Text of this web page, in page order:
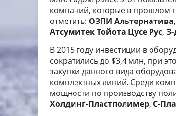
компаний, которые в прошлом
отметить: ОЗПИ Альтернатива,
Атсумитек Тойота Цусе Рус,
В 2015 году инвестиции в
сократились до $3,4 млн, при
закупки данного вида
комплектных линий. Среди
мощности по производству
Холдинг-Пластполимер, С-